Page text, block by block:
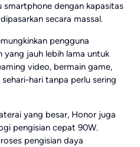
dengan kapasitas
secara massal.
pengguna
jauh lebih lama untuk
video, bermain game,
hari tanpa perlu sering
yang besar, Honor juga
pengisian cepat 90W.
pengisian daya